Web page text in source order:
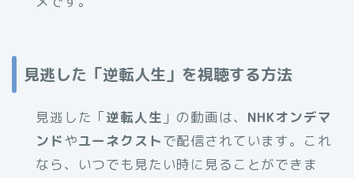
見逃した「逆転人生」を視聴する方法
見逃した「逆転人生 」の動画は、 NHKオンデマ
ンドやユーネクストで配信されています。これ
なら、いつでも見たい時に見ることができま